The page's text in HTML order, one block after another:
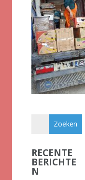
RECENTE
BERICHTE
N